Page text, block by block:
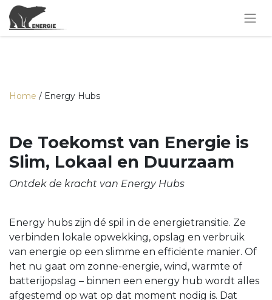
Home / Energy Hubs
De Toekomst van Energie is
Slim, Lokaal en Duurzaam
Ontdek de kracht van Energy Hubs
Energy hubs zijn dé spil in de energietransitie. Ze
verbinden lokale opwekking, opslag en verbruik
van energie op een slimme en efficiënte manier. Of
het nu gaat om zonne-energie, wind, warmte of
batterijopslag – binnen een energy hub wordt alles
afgestemd op wat op dat moment nodig is. Dat